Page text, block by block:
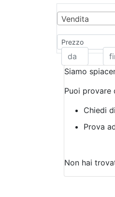
Vendita
Prezzo
Siamo
Puoi provare
Chiedi
Prova
Non hai